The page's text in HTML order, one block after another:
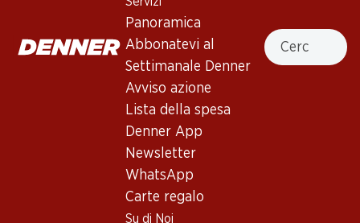
Panoramica
Abbonatevi al
Settimanale Denner
Avviso azione
Lista della spesa
Denner App
Newsletter
WhatsApp
Carte regalo
Su di Noi
Cercare
Giallo paglierino chiaro. Aromi freschi e fruttati al naso, pera
matura e prugna mirabelle. Al palato, perlage fine, acidità
succosa e finale fresco.
Buono a sapersi